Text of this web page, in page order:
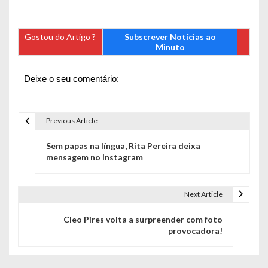
Gostou do Artigo ?
Subscrever Notícias ao
Minuto
Deixe o seu comentário:
Previous Article
Sem papas na língua, Rita Pereira deixa
mensagem no Instagram
Next Article
Cleo Pires volta a surpreender com foto
provocadora!